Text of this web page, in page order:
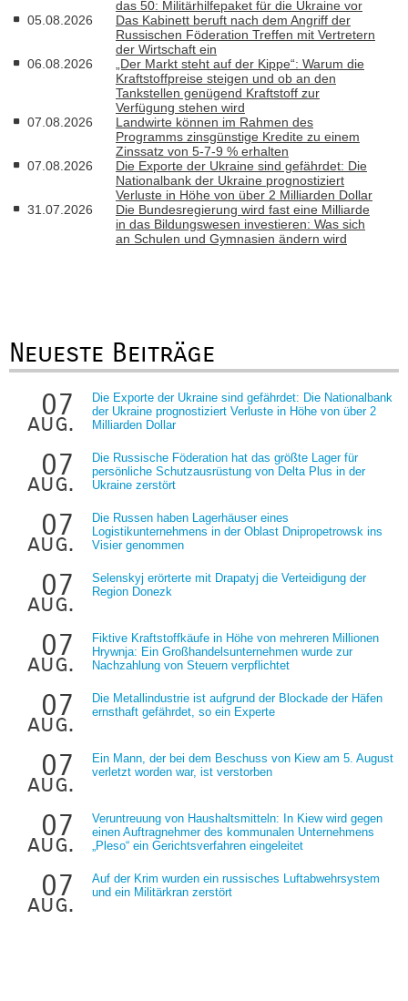
das 50: Militärhilfepaket für die Ukraine vor
05.08.2026
Das Kabinett beruft nach dem Angriff der
Russischen Föderation Treffen mit Vertretern
der Wirtschaft ein
06.08.2026
„Der Markt steht auf der Kippe“: Warum die
Kraftstoffpreise steigen und ob an den
Tankstellen genügend Kraftstoff zur
Verfügung stehen wird
07.08.2026
Landwirte können im Rahmen des
Programms zinsgünstige Kredite zu einem
Zinssatz von 5-7-9 % erhalten
07.08.2026
Die Exporte der Ukraine sind gefährdet: Die
Nationalbank der Ukraine prognostiziert
Verluste in Höhe von über 2 Milliarden Dollar
31.07.2026
Die Bundesregierung wird fast eine Milliarde
in das Bildungswesen investieren: Was sich
an Schulen und Gymnasien ändern wird
Neueste Beiträge
07
aug.
Die Exporte der Ukraine sind gefährdet: Die Nationalbank
der Ukraine prognostiziert Verluste in Höhe von über 2
Milliarden Dollar
07
aug.
Die Russische Föderation hat das größte Lager für
persönliche Schutzausrüstung von Delta Plus in der
Ukraine zerstört
07
aug.
Die Russen haben Lagerhäuser eines
Logistikunternehmens in der Oblast Dnipropetrowsk ins
Visier genommen
07
aug.
Selenskyj erörterte mit Drapatyj die Verteidigung der
Region Donezk
07
aug.
Fiktive Kraftstoffkäufe in Höhe von mehreren Millionen
Hrywnja: Ein Großhandelsunternehmen wurde zur
Nachzahlung von Steuern verpflichtet
07
aug.
Die Metallindustrie ist aufgrund der Blockade der Häfen
ernsthaft gefährdet, so ein Experte
07
aug.
Ein Mann, der bei dem Beschuss von Kiew am 5. August
verletzt worden war, ist verstorben
07
aug.
Veruntreuung von Haushaltsmitteln: In Kiew wird gegen
einen Auftragnehmer des kommunalen Unternehmens
„Pleso“ ein Gerichtsverfahren eingeleitet
07
aug.
Auf der Krim wurden ein russisches Luftabwehrsystem
und ein Militärkran zerstört